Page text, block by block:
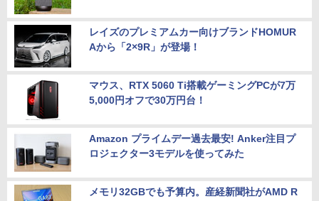
レイズのプレミアムカー向けブランドHOMUR
Aから「2×9R」が登場！
マウス、RTX 5060 Ti搭載ゲーミングPCが7万
5,000円オフで30万円台！
Amazon プライムデー過去最安! Anker注目プ
ロジェクター3モデルを使ってみた
メモリ32GBでも予算内。産経新聞社がAMD R